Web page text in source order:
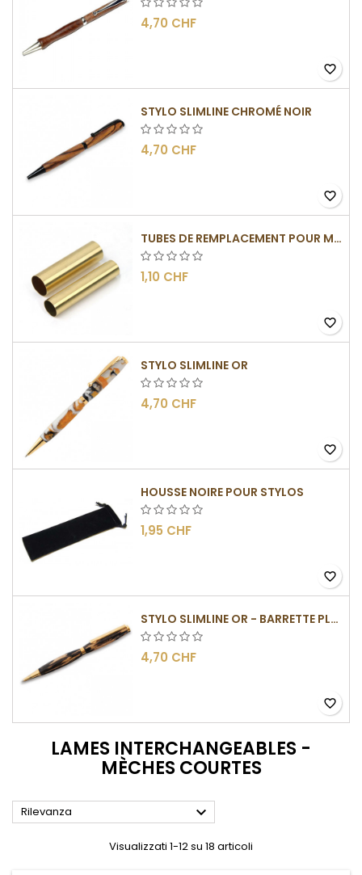
4,70 CHF
favorite_border
STYLO SLIMLINE CHROMÉ NOIR
4,70 CHF
favorite_border
TUBES DE REMPLACEMENT POUR MÉCANISMES SLIMLINE
1,10 CHF
favorite_border
STYLO SLIMLINE OR
4,70 CHF
favorite_border
HOUSSE NOIRE POUR STYLOS
1,95 CHF
favorite_border
STYLO SLIMLINE OR - BARRETTE PLATE
4,70 CHF
favorite_border
LAMES INTERCHANGEABLES -
MÈCHES COURTES
Rilevanza 
Visualizzati 1-12 su 18 articoli